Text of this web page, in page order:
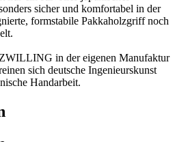
sicher und komfortabel in der
formstabile Pakkaholzgriff noch
in der eigenen Manufaktur
sich deutsche Ingenieurskunst
Handarbeit.